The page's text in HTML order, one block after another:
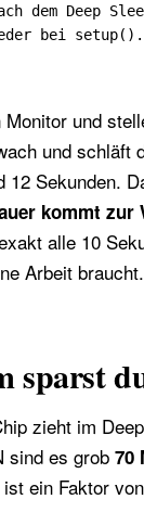
dem Deep
bei
und
und schläft
12 Sekunden.
kommt
alle 10
Arbeit braucht.
sparst
zieht im
sind es grob 70
ein Faktor